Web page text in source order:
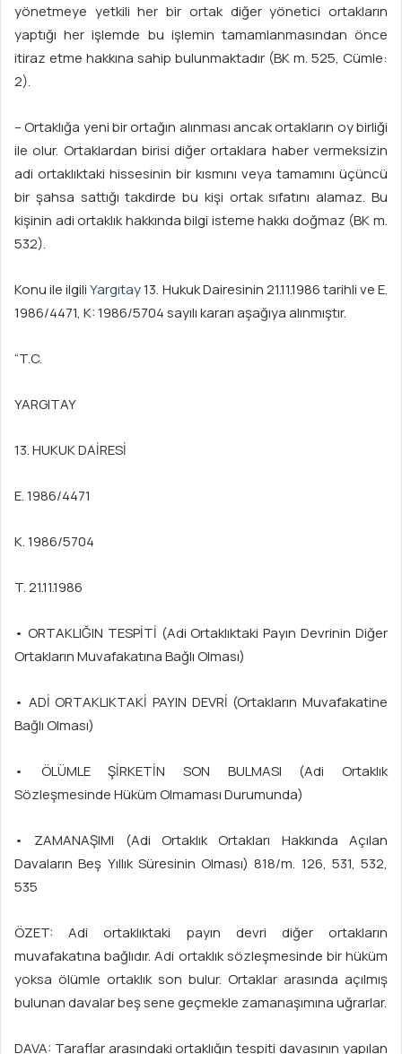
yönetmeye yetkili her bir ortak diğer yönetici ortakların
yaptığı her işlemde bu işlemin tamamlanmasından önce
itiraz etme hakkına sahip bulunmaktadır (BK m. 525, Cümle:
2).
– Ortaklığa yeni bir ortağın alınması ancak ortakların oy birliği
ile olur. Ortaklardan birisi diğer ortaklara haber vermeksizin
adi ortaklıktaki hissesinin bir kısmını veya tamamını üçüncü
bir şahsa sattığı takdirde bu kişi ortak sıfatını alamaz. Bu
kişinin adi ortaklık hakkında bilgi isteme hakkı doğmaz (BK m.
532).
Konu ile ilgiliYargıtay13. Hukuk Dairesinin 21.11.1986 tarihli ve E.
1986/4471, K: 1986/5704 sayılı kararı aşağıya alınmıştır.
“T.C.
YARGITAY
13. HUKUK DAİRESİ
E. 1986/4471
K. 1986/5704
T. 21.11.1986
• ORTAKLIĞIN TESPİTİ (Adi Ortaklıktaki Payın Devrinin Diğer
Ortakların Muvafakatına Bağlı Olması)
• ADİ ORTAKLIKTAKİ PAYIN DEVRİ (Ortakların Muvafakatine
Bağlı Olması)
• ÖLÜMLE ŞİRKETİN SON BULMASI (Adi Ortaklık
Sözleşmesinde Hüküm Olmaması Durumunda)
• ZAMANAŞIMI (Adi Ortaklık Ortakları Hakkında Açılan
Davaların Beş Yıllık Süresinin Olması) 818/m. 126, 531, 532,
535
ÖZET: Adi ortaklıktaki payın devri diğer ortakların
muvafakatına bağlıdır. Adi ortaklık sözleşmesinde bir hüküm
yoksa ölümle ortaklık son bulur. Ortaklar arasında açılmış
bulunan davalar beş sene geçmekle zamanaşımına uğrarlar.
DAVA: Taraflar arasındaki ortaklığın tespiti davasının yapılan